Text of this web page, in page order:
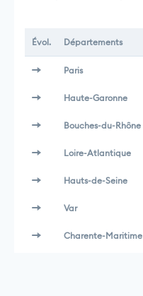
Évol. Départements
Paris
Haute-Garonne
Bouches-du-Rhône
Loire-Atlantique
Hauts-de-Seine
Var
Charente-Maritime